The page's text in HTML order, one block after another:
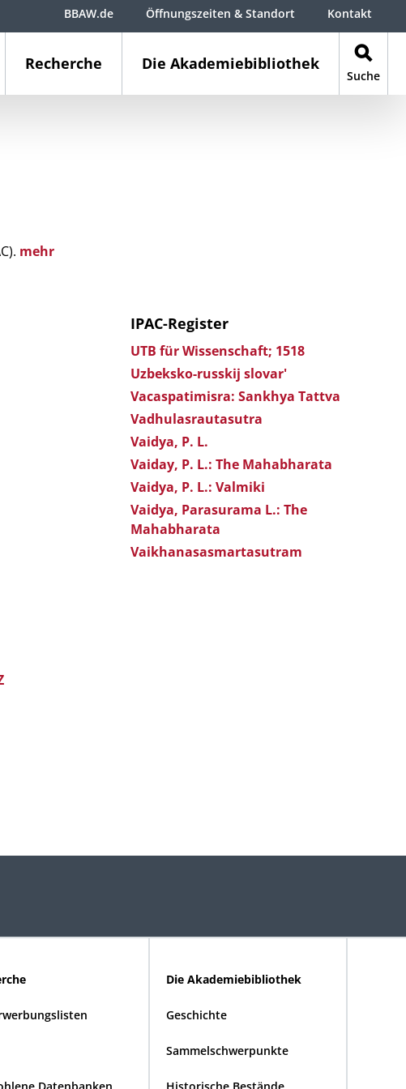
Recherche Die Akademiebibliothek
Suche
BBAW.de Öffnungszeiten & Standort Kontakt
mehr
IPAC-Register
UTB für Wissenschaft; 1518
Uzbeksko-russkij slovar'
Vacaspatimisra: Sankhya Tattva
Vadhulasrautasutra
Vaidya, P. L.
Vaiday, P. L.: The Mahabharata
Vaidya, P. L.: Valmiki
Vaidya, Parasurama L.: The
Mahabharata
Vaikhanasasmartasutram
Die Akademiebibliothek
Geschichte
Sammelschwerpunkte